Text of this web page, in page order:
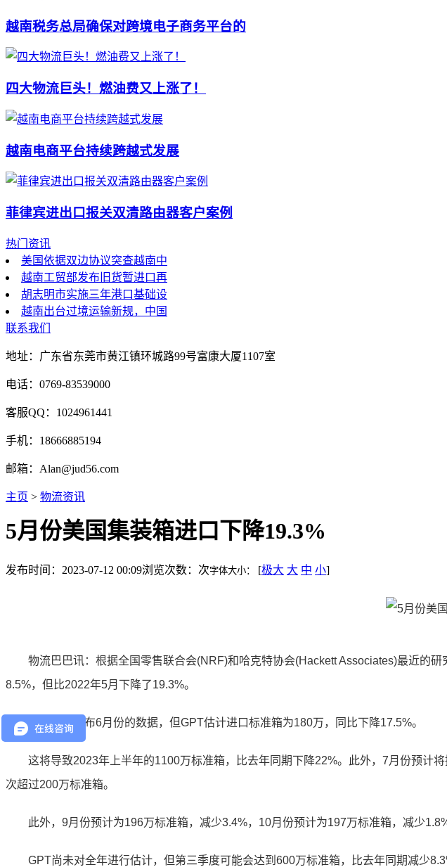
越南税务总局确保对跨境电子商务平台的
四大物流巨头！燃油费又上涨了！
越南电商平台持续跨越式发展
菲律宾进出口报关双清路由器客户案例
热门资讯
美国依据双边协议突查越南中
越南工贸部发布旧货暂进口再
胡志明市实施三年港口基础设
越南出台过境运输新规，中国
联系我们
地址：广东省东莞市黄江镇环城路99号富康大厦1107室
电话：0769-83539000
客服QQ：1024961441
手机：18666885194
邮箱：Alan@jud56.com
主页 > 物流资讯
5月份美国集装箱进口下降19.3%
发布时间：2023-07-12 00:09浏览次数： 次字体大小： [极大 大 中 小]
物流巴巴讯：根据全国零售联合会(NRF)和哈克特协会(Hackett Associates)最近的研
8.5%，但比2022年5月下降了19.3%。
港口尚未公布6月份的数据，但GPT估计进口标准箱为180万，同比下降17.5%。
这将导致2023年上半年的1100万标准箱，比去年同期下降22%。此外，7月份预计
次超过200万标准箱。
此外，9月份预计为196万标准箱，减少3.4%，10月份预计为197万标准箱，减少
GPT尚未对全年进行估计，但第三季度可能会达到600万标准箱，比去年同期减少